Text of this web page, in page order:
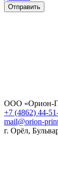
Отправить
ООО «Орион-
+7 (4862) 44-
mail@orion-
г. Орёл,